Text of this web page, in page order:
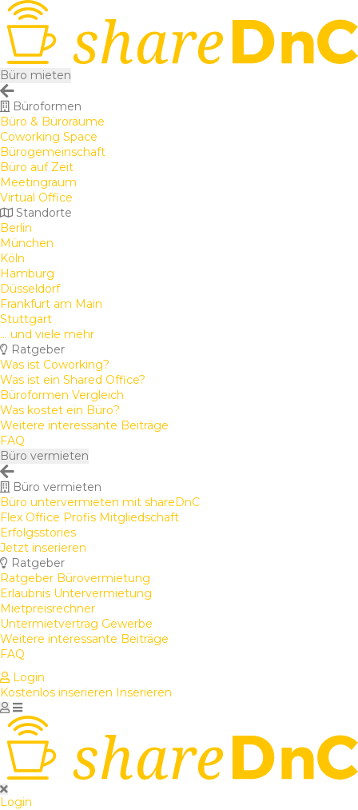
Büro mieten
Büroformen
Büro & Büroräume
Coworking Space
Bürogemeinschaft
Büro auf Zeit
Meetingraum
Virtual Office
Standorte
Berlin
München
Köln
Hamburg
Düsseldorf
Frankfurt am Main
Stuttgart
... und viele mehr
Ratgeber
Was ist Coworking?
Was ist ein Shared Office?
Büroformen Vergleich
Was kostet ein Büro?
Weitere interessante Beiträge
FAQ
Büro vermieten
Büro vermieten
Büro untervermieten mit shareDnC
Flex Office Profis Mitgliedschaft
Erfolgsstories
Jetzt inserieren
Ratgeber
Ratgeber Bürovermietung
Erlaubnis Untervermietung
Mietpreisrechner
Untermietvertrag Gewerbe
Weitere interessante Beiträge
FAQ
Login
Kostenlos inserieren Inserieren
Login